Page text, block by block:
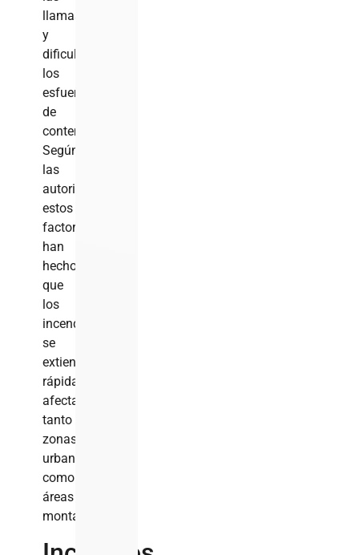
llamas
y
dificultado
los
esfuerzos
de
contención.
Según
las
autoridades,
estos
factores
han
hecho
que
los
incendios
se
extiendan
rápidamente,
afectando
tanto
zonas
urbanas
como
áreas
montañosas.